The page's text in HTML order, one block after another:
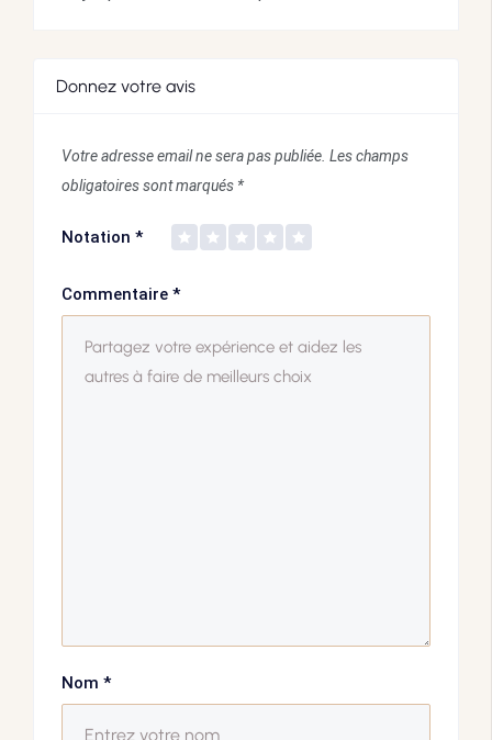
Donnez votre avis
Votre adresse email ne sera pas publiée. Les champs
obligatoires sont marqués *
Notation *
Commentaire *
Nom *